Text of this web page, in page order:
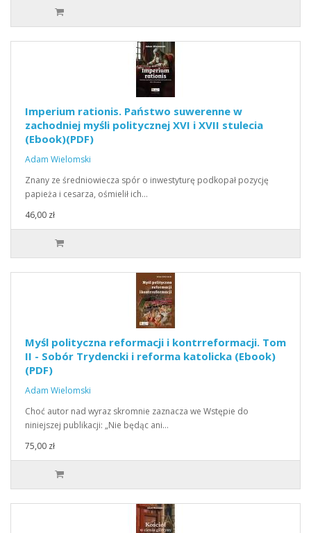
Imperium rationis. Państwo suwerenne w
zachodniej myśli politycznej XVI i XVII stulecia
(Ebook)(PDF)
Adam Wielomski
Znany ze średniowiecza spór o inwestyturę podkopał pozycję
papieża i cesarza, ośmielił ich…
46,00 zł
Myśl polityczna reformacji i kontrreformacji. Tom
II - Sobór Trydencki i reforma katolicka (Ebook)
(PDF)
Adam Wielomski
Choć autor nad wyraz skromnie zaznacza we Wstępie do
niniejszej publikacji: „Nie będąc ani…
75,00 zł